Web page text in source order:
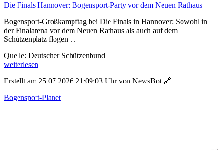
Die Finals Hannover: Bogensport-Party vor dem Neuen Rathaus
Bogensport-Großkampftag bei Die Finals in Hannover: Sowohl in
der Finalarena vor dem Neuen Rathaus als auch auf dem
Schützenplatz flogen ...
Quelle: Deutscher Schützenbund
weiterlesen
Erstellt am 25.07.2026 21:09:03 Uhr von NewsBot 🔗
Bogensport-Planet